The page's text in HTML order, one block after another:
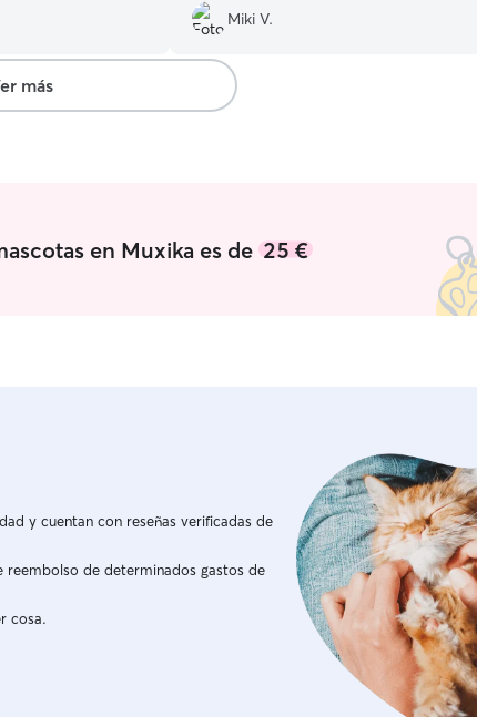
muy fluida,
pasar un tiempo con Consuelo. muchas gracias
por todo
Miki V.
más
en Muxika es de 25 €
y cuentan con reseñas verificadas de
reembolso de determinados gastos de
cosa.